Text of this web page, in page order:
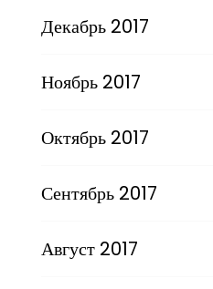
Декабрь 2017
Ноябрь 2017
Октябрь 2017
Сентябрь 2017
Август 2017